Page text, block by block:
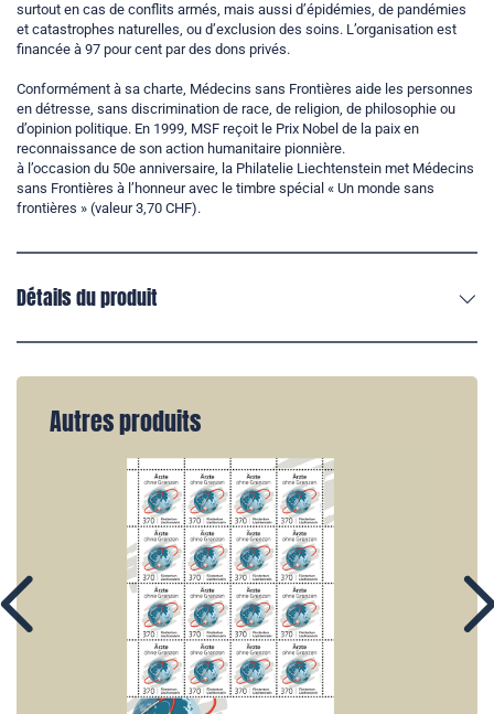
surtout en cas de conflits armés, mais aussi d’épidémies, de pandémies
et catastrophes naturelles, ou d’exclusion des soins. L’organisation est
financée à 97 pour cent par des dons privés.
Conformément à sa charte, Médecins sans Frontières aide les personnes
en détresse, sans discrimination de race, de religion, de philosophie ou
d’opinion politique. En 1999, MSF reçoit le Prix Nobel de la paix en
reconnaissance de son action humanitaire pionnière.
à l’occasion du 50e anniversaire, la Philatelie Liechtenstein met Médecins
sans Frontières à l’honneur avec le timbre spécial « Un monde sans
frontières » (valeur 3,70 CHF).
Détails du produit
Autres produits